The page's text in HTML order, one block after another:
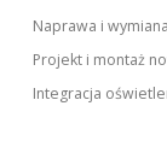
Naprawa i
Projekt i montaż
Integracja